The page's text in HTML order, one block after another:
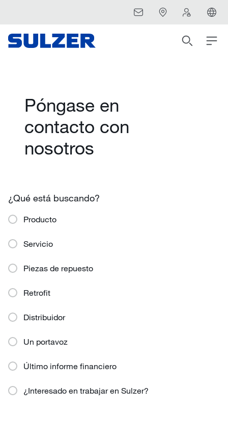
Póngase en
contacto con
nosotros
¿Qué está buscando?
Producto
Servicio
Piezas de repuesto
Retrofit
Distribuidor
Un portavoz
Último informe financiero
¿Interesado en trabajar en Sulzer?